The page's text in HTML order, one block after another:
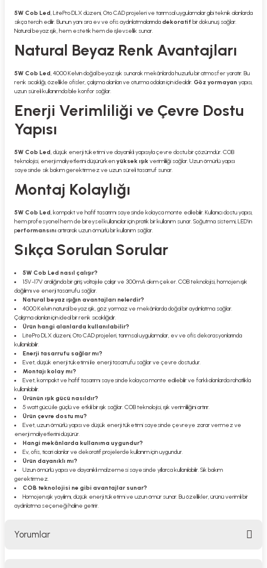
5W Cob Led, LitePro DLX düzeni, Oto CAD projeleri ve tarımsal uygulamalar gibi teknik alanlarda
sıkça tercih edilir. Bunun yanı sıra ev ve ofis aydınlatmalarındadekoratif bir dokunuş sağlar.
Natural beyaz ışık, hem estetik hem de işlevsellik sunar.
Natural Beyaz Renk Avantajları
5W Cob Led, 4000 Kelvin doğal beyaz ışık sunarak mekânlarda huzurlu bir atmosfer yaratır. Bu
renk sıcaklığı, özellikle ofisler, çalışma alanları ve oturma odaları için idealdir. Göz yormayan yapısı,
uzun süreli kullanımda bile konfor sağlar.
Enerji Verimliliği ve Çevre Dostu
Yapısı
5W Cob Led, düşük enerji tüketimi ve dayanıklı yapısıyla çevre dostu bir çözümdür. COB
teknolojisi, enerji maliyetlerini düşürürkenyüksek ışık verimliliği sağlar. Uzun ömürlü yapısı
sayesinde sık bakım gerektirmez ve uzun süreli tasarruf sunar.
Montaj Kolaylığı
5W Cob Led, kompakt ve hafif tasarımı sayesinde kolayca monte edilebilir. Kullanıcı dostu yapısı,
hem profesyonel hem de bireysel kullanıcılar için pratik bir kullanım sunar. Soğutma sistemi, LED’in
performansını artırarak uzun ömürlü bir kullanım sağlar.
Sıkça Sorulan Sorular
5W Cob Led nasıl çalışır?
15V-17V aralığında bir giriş voltajı ile çalışır ve 300mA akım çeker. COB teknolojisi, homojen ışık
dağılımı ve enerji tasarrufu sağlar.
Natural beyaz ışığın avantajları nelerdir?
4000 Kelvin natural beyaz ışık, göz yormaz ve mekânlarda doğal bir aydınlatma sağlar.
Çalışma alanları için ideal bir renk sıcaklığıdır.
Ürün hangi alanlarda kullanılabilir?
LitePro DLX düzeni, Oto CAD projeleri, tarımsal uygulamalar, ev ve ofis dekorasyonlarında
kullanılabilir.
Enerji tasarrufu sağlar mı?
Evet, düşük enerji tüketimi ile enerji tasarrufu sağlar ve çevre dostudur.
Montajı kolay mı?
Evet, kompakt ve hafif tasarımı sayesinde kolayca monte edilebilir ve farklı alanlarda rahatlıkla
kullanılabilir.
Ürünün ışık gücü nasıldır?
5 watt gücü ile güçlü ve etkili bir ışık sağlar. COB teknolojisi, ışık verimliliğini artırır.
Ürün çevre dostu mu?
Evet, uzun ömürlü yapısı ve düşük enerji tüketimi sayesinde çevreye zarar vermez ve
enerji maliyetlerini düşürür.
Hangi mekânlarda kullanıma uygundur?
Ev, ofis, ticari alanlar ve dekoratif projelerde kullanım için uygundur.
Ürün dayanıklı mı?
Uzun ömürlü yapısı ve dayanıklı malzemesi sayesinde yıllarca kullanılabilir. Sık bakım
gerektirmez.
COB teknolojisi ne gibi avantajlar sunar?
Homojen ışık yayılımı, düşük enerji tüketimi ve uzun ömür sunar. Bu özellikler, ürünü verimli bir
aydınlatma seçeneği haline getirir.
Yorumlar